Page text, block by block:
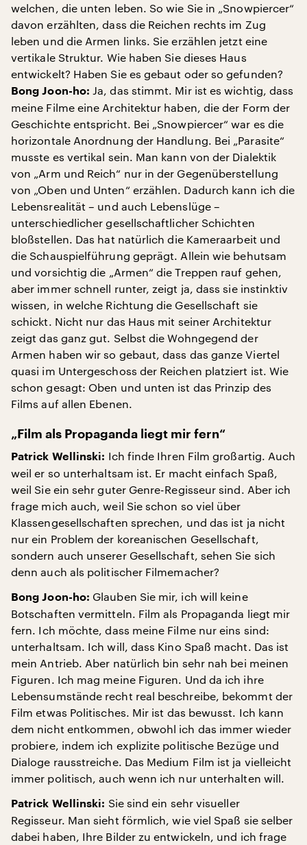
welchen, die unten leben. So wie Sie in „Snowpiercer“
davon erzählten, dass die Reichen rechts im Zug
leben und die Armen links. Sie erzählen jetzt eine
vertikale Struktur. Wie haben Sie dieses Haus
entwickelt? Haben Sie es gebaut oder so gefunden?
Bong Joon-ho: Ja, das stimmt. Mir ist es wichtig, dass
meine Filme eine Architektur haben, die der Form der
Geschichte entspricht. Bei „Snowpiercer“ war es die
horizontale Anordnung der Handlung. Bei „Parasite“
musste es vertikal sein. Man kann von der Dialektik
von „Arm und Reich“ nur in der Gegenüberstellung
von „Oben und Unten“ erzählen. Dadurch kann ich die
Lebensrealität – und auch Lebenslüge –
unterschiedlicher gesellschaftlicher Schichten
bloßstellen. Das hat natürlich die Kameraarbeit und
die Schauspielführung geprägt. Allein wie behutsam
und vorsichtig die „Armen“ die Treppen rauf gehen,
aber immer schnell runter, zeigt ja, dass sie instinktiv
wissen, in welche Richtung die Gesellschaft sie
schickt. Nicht nur das Haus mit seiner Architektur
zeigt das ganz gut. Selbst die Wohngegend der
Armen haben wir so gebaut, dass das ganze Viertel
quasi im Untergeschoss der Reichen platziert ist. Wie
schon gesagt: Oben und unten ist das Prinzip des
Films auf allen Ebenen.
„Film als Propaganda liegt mir fern“
Patrick Wellinski: Ich finde Ihren Film großartig. Auch
weil er so unterhaltsam ist. Er macht einfach Spaß,
weil Sie ein sehr guter Genre-Regisseur sind. Aber ich
frage mich auch, weil Sie schon so viel über
Klassengesellschaften sprechen, und das ist ja nicht
nur ein Problem der koreanischen Gesellschaft,
sondern auch unserer Gesellschaft, sehen Sie sich
denn auch als politischer Filmemacher?
Bong Joon-ho: Glauben Sie mir, ich will keine
Botschaften vermitteln. Film als Propaganda liegt mir
fern. Ich möchte, dass meine Filme nur eins sind:
unterhaltsam. Ich will, dass Kino Spaß macht. Das ist
mein Antrieb. Aber natürlich bin sehr nah bei meinen
Figuren. Ich mag meine Figuren. Und da ich ihre
Lebensumstände recht real beschreibe, bekommt der
Film etwas Politisches. Mir ist das bewusst. Ich kann
dem nicht entkommen, obwohl ich das immer wieder
probiere, indem ich explizite politische Bezüge und
Dialoge rausstreiche. Das Medium Film ist ja vielleicht
immer politisch, auch wenn ich nur unterhalten will.
Patrick Wellinski: Sie sind ein sehr visueller
Regisseur. Man sieht förmlich, wie viel Spaß sie selber
dabei haben, Ihre Bilder zu entwickeln, und ich frage